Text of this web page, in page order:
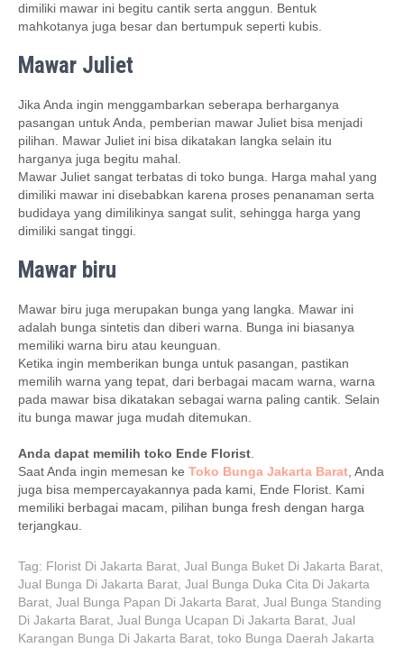
dimiliki mawar ini begitu cantik serta anggun. Bentuk
mahkotanya juga besar dan bertumpuk seperti kubis.
Mawar Juliet
Jika Anda ingin menggambarkan seberapa berharganya
pasangan untuk Anda, pemberian mawar Juliet bisa menjadi
pilihan. Mawar Juliet ini bisa dikatakan langka selain itu
harganya juga begitu mahal.
Mawar Juliet sangat terbatas di toko bunga. Harga mahal yang
dimiliki mawar ini disebabkan karena proses penanaman serta
budidaya yang dimilikinya sangat sulit, sehingga harga yang
dimiliki sangat tinggi.
Mawar biru
Mawar biru juga merupakan bunga yang langka. Mawar ini
adalah bunga sintetis dan diberi warna. Bunga ini biasanya
memiliki warna biru atau keunguan.
Ketika ingin memberikan bunga untuk pasangan, pastikan
memilih warna yang tepat, dari berbagai macam warna, warna
pada mawar bisa dikatakan sebagai warna paling cantik. Selain
itu bunga mawar juga mudah ditemukan.
Anda dapat memilih toko Ende Florist.
Saat Anda ingin memesan ke Toko Bunga Jakarta Barat, Anda
juga bisa mempercayakannya pada kami, Ende Florist. Kami
memiliki berbagai macam, pilihan bunga fresh dengan harga
terjangkau.
Tag: Florist Di Jakarta Barat, Jual Bunga Buket Di Jakarta Barat,
Jual Bunga Di Jakarta Barat, Jual Bunga Duka Cita Di Jakarta
Barat, Jual Bunga Papan Di Jakarta Barat, Jual Bunga Standing
Di Jakarta Barat, Jual Bunga Ucapan Di Jakarta Barat, Jual
Karangan Bunga Di Jakarta Barat, toko Bunga Daerah Jakarta